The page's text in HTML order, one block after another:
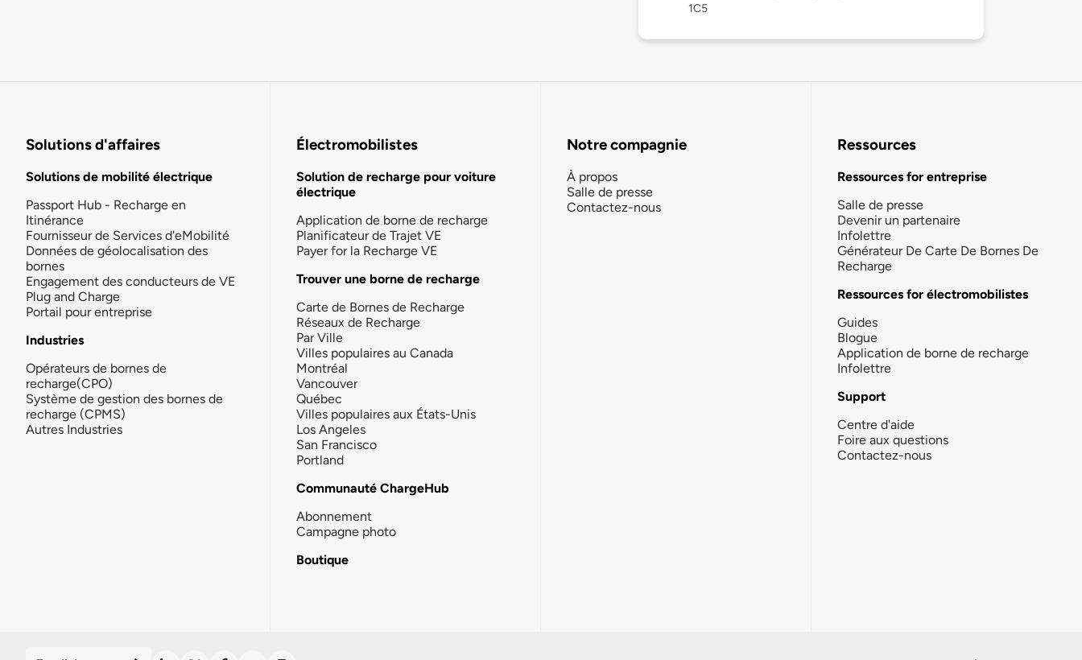
1C5
Solutions d'affaires
Solutions de mobilité électrique
Passport Hub - Recharge en
Itinérance
Fournisseur de Services d'eMobilité
Données de géolocalisation des
bornes
Engagement des conducteurs de VE
Plug and Charge
Portail pour entreprise
Industries
Opérateurs de bornes de
recharge(CPO)
Système de gestion des bornes de
recharge (CPMS)
Autres Industries
Électromobilistes
Solution de recharge pour voiture
électrique
Application de borne de recharge
Planificateur de Trajet VE
Payer for la Recharge VE
Trouver une borne de recharge
Carte de Bornes de Recharge
Réseaux de Recharge
Par Ville
Villes populaires au Canada
Montréal
Vancouver
Québec
Villes populaires aux États-Unis
Los Angeles
San Francisco
Portland
Communauté ChargeHub
Abonnement
Campagne photo
Boutique
Notre compagnie
À propos
Salle de presse
Contactez-nous
Ressources
Ressources for entreprise
Salle de presse
Devenir un partenaire
Infolettre
Générateur De Carte De Bornes De
Recharge
Ressources for électromobilistes
Guides
Blogue
Application de borne de recharge
Infolettre
Support
Centre d'aide
Foire aux questions
Contactez-nous